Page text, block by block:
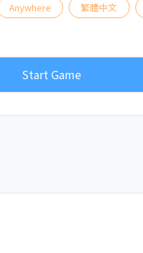
Anywhere 繁體中文
Start Game